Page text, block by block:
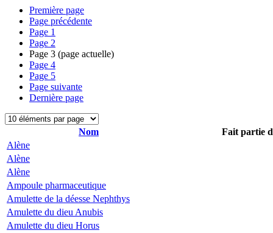
Première page
Page précédente
Page 1
Page 2
Page 3 (page actuelle)
Page 4
Page 5
Page suivante
Dernière page
Nom
Fait partie
Alène
Alène
Alène
Ampoule pharmaceutique
Amulette de la déesse Nephthys
Amulette du dieu Anubis
Amulette du dieu Horus